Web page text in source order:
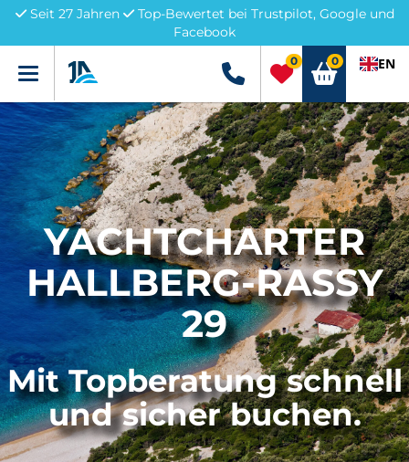
Seit 27 Jahren
Top-Bewertet bei Trustpilot, Google und
Facebook
Menü +49 5741 3222690
0 0 EN
YACHTCHARTER
HALLBERG-RASSY
29
Mit Topberatung schnell
und sicher buchen.